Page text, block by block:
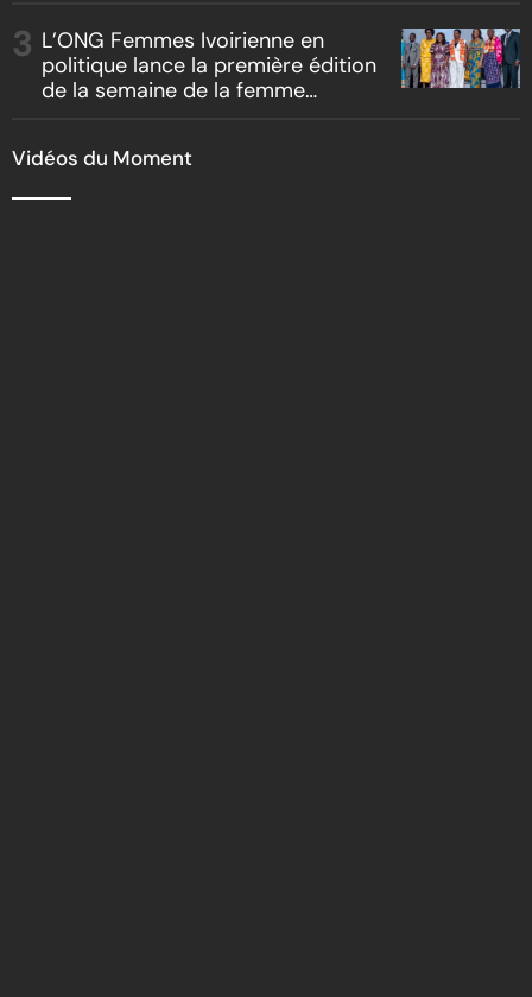
L’ONG Femmes Ivoirienne en
politique lance la première édition
de la semaine de la femme
Vidéos du Moment